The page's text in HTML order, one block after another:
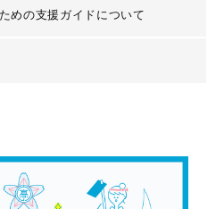
めの支援ガイドについて